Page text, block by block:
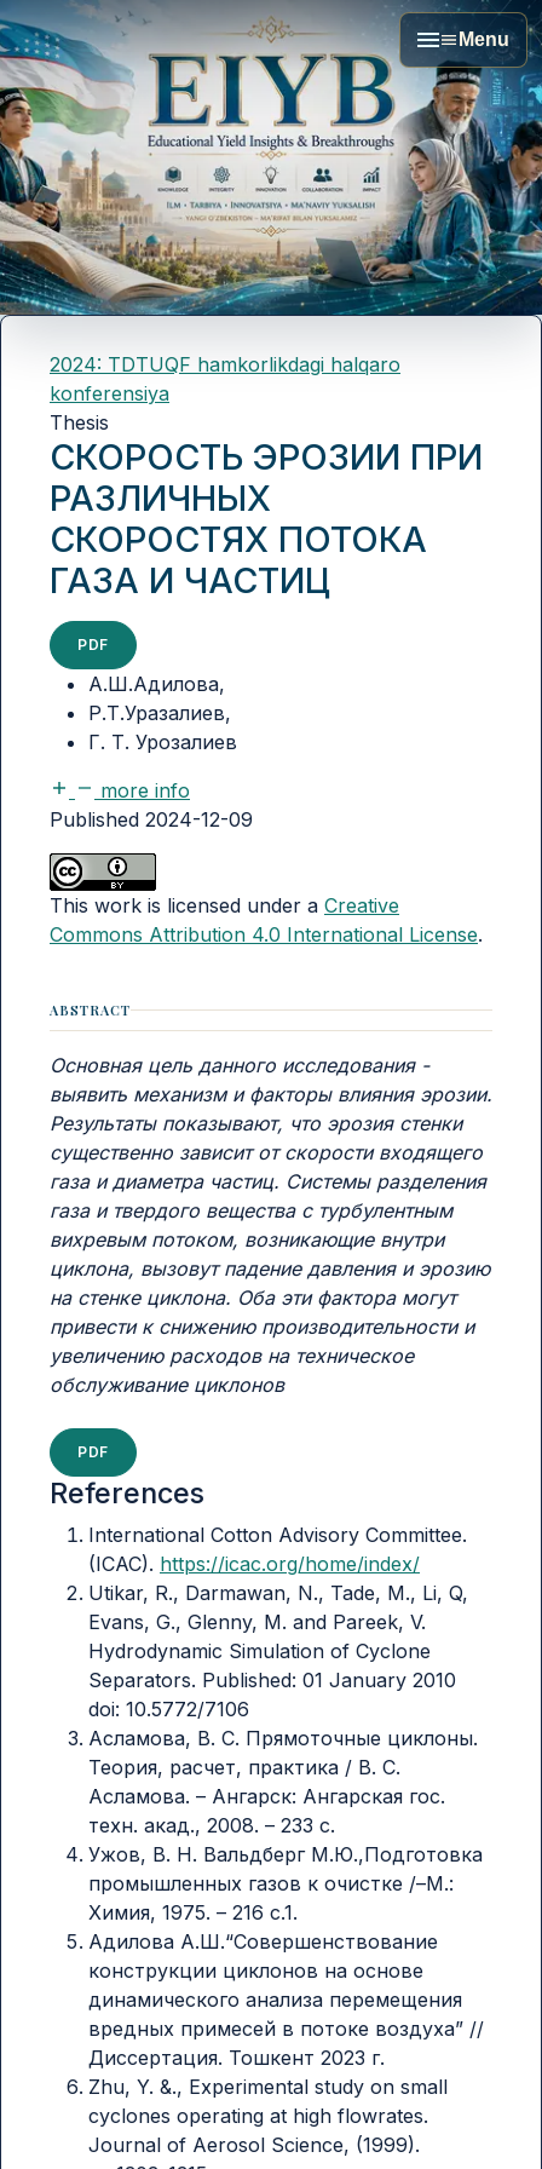
Menu
2024: TDTUQF hamkorlikdagi halqaro
konferensiya
Thesis
СКОРОСТЬ ЭРОЗИИ ПРИ
РАЗЛИЧНЫХ
СКОРОСТЯХ ПОТОКА
ГАЗА И ЧАСТИЦ
PDF
А.Ш.Адилова,
Р.Т.Уразалиев,
Г. Т. Урозалиев
more info
Published 2024-12-09
This work is licensed under a Creative
Commons Attribution 4.0 International License.
ABSTRACT
Основная цель данного исследования -
выявить механизм и факторы влияния эрозии.
Результаты показывают, что эрозия стенки
существенно зависит от скорости входящего
газа и диаметра частиц. Системы разделения
газа и твердого вещества с турбулентным
вихревым потоком, возникающие внутри
циклона, вызовут падение давления и эрозию
на стенке циклона. Оба эти фактора могут
привести к снижению производительности и
увеличению расходов на техническое
обслуживание циклонов
PDF
References
International Cotton Advisory Committee.
(ICAC). https://icac.org/home/index/
Utikar, R., Darmawan, N., Tade, M., Li, Q,
Evans, G., Glenny, M. and Pareek, V.
Hydrodynamic Simulation of Cyclone
Separators. Published: 01 January 2010
doi: 10.5772/7106
Асламова, В. С. Прямоточные циклоны.
Теория, расчет, практика / В. С.
Асламова. – Ангарск: Ангарская гос.
техн. акад., 2008. – 233 с.
Ужов, В. Н. Вальдберг М.Ю.,Подготовка
промышленных газов к очистке /–М.:
Химия, 1975. – 216 с.1.
Aдилова А.Ш.“Совершенствование
конструкции циклонов на основе
динамического анализа перемещения
вредных примесей в потоке воздуха” //
Диcсертaция. Тошкент 2023 г.
Zhu, Y. &., Experimental study on small
cyclones operating at high flowrates.
Journal of Aerosol Science, (1999).